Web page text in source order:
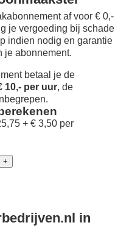
af voor € 0,-
je vergoeding bij schade
indien nodig en garantie
je abonnement.
betaal je de
10,- per uur, de
+ € 3,50 per
in